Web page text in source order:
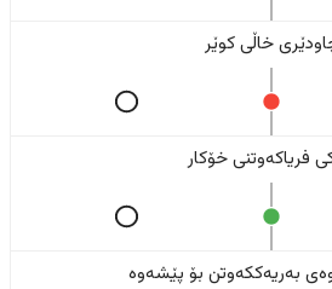
خاڵی کوێر
فریاکەوتنی خۆکار
بەریەککەوتن بۆ پێشەوە